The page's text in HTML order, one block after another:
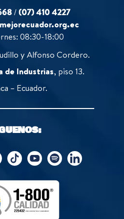
/(07) 410 4227
08:30-18:00
y Alfonso Cordero.
de Industrias, piso 13.
– Ecuador.